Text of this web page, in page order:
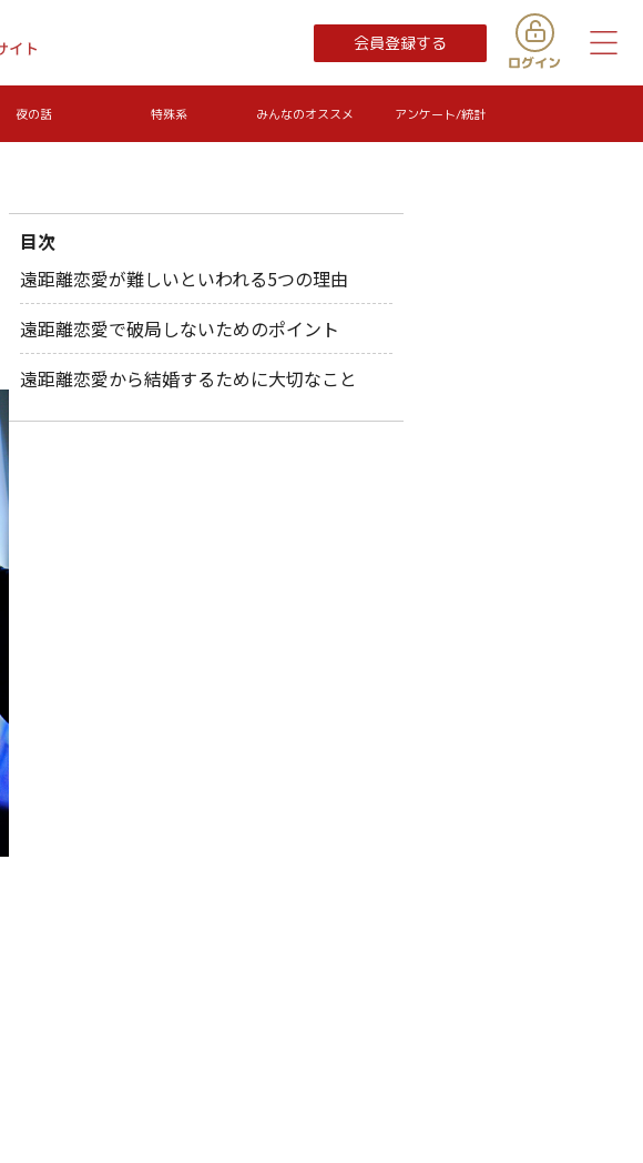
会員登録する
夜の話 特殊系 みんなのオススメ アンケート/統計
目次
遠距離恋愛が難しいといわれる5つの理由
遠距離恋愛で破局しないためのポイント
遠距離恋愛から結婚するために大切なこと